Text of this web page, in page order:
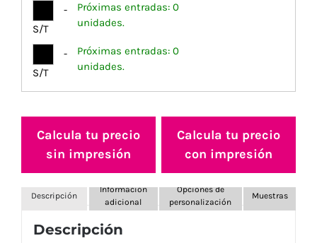
-
S/T
Próximas entradas: 0
unidades.
-
S/T
Próximas entradas: 0
unidades.
Calcula tu precio
sin impresión
Calcula tu precio
con impresión
Descripción
Información
adicional
Opciones de
personalización
Muestras
Descripción